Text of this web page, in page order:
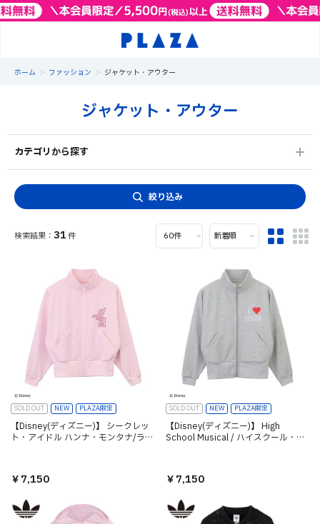
ホーム > ファッション > ジャケット・アウター
ジャケット・アウター
カテゴリから探す
絞り込み
31件
SOLD OUT NEW PLAZA限定
【Disney(ディズニー)】 シークレッ
ト・アイドル ハンナ・モンタナ/ラメ
￥7,150
SOLD OUT NEW PLAZA限定
【Disney(ディズニー)】 High
School Musical / ハイスクール・ミ
￥7,150